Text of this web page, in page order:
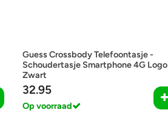
Guess Crossbody Telefoontasje -
Schoudertasje Smartphone 4G Logo
Zwart
32.95
Op voorraad